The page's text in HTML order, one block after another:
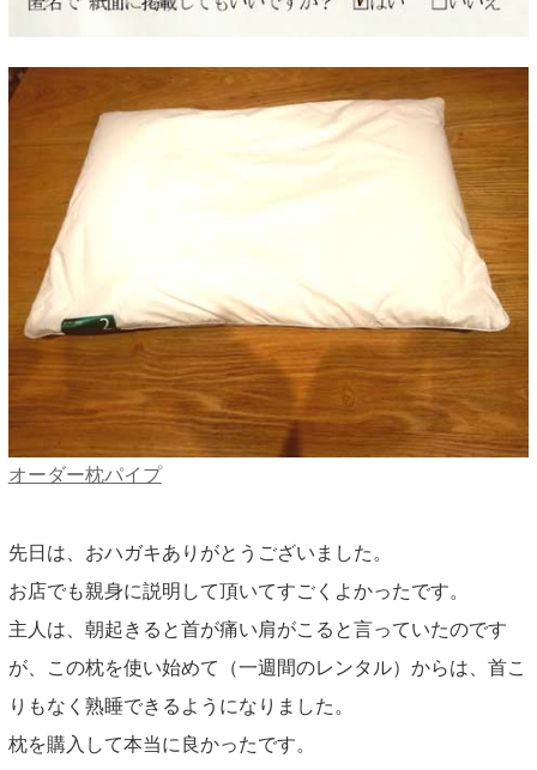
オーダー枕パイプ
先日は、おハガキありがとうございました。
お店でも親身に説明して頂いてすごくよかったです。
主人は、朝起きると首が痛い肩がこると言っていたのです
が、この枕を使い始めて（一週間のレンタル）からは、首こ
りもなく熟睡できるようになりました。
枕を購入して本当に良かったです。